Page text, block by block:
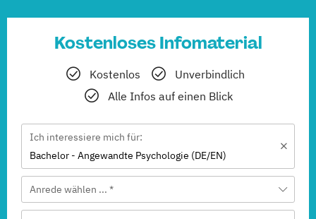
Kostenloses Infomaterial
Kostenlos
Unverbindlich
Alle Infos auf einen Blick
Ich interessiere mich für:
Bachelor - Angewandte Psychologie (DE/EN)
Anrede wählen ... *